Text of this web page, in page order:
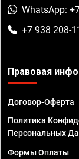
WhatsApp:
+7 938 208-
Правовая
Договор-Оферта
Политика
Персональных
Формы Оплаты